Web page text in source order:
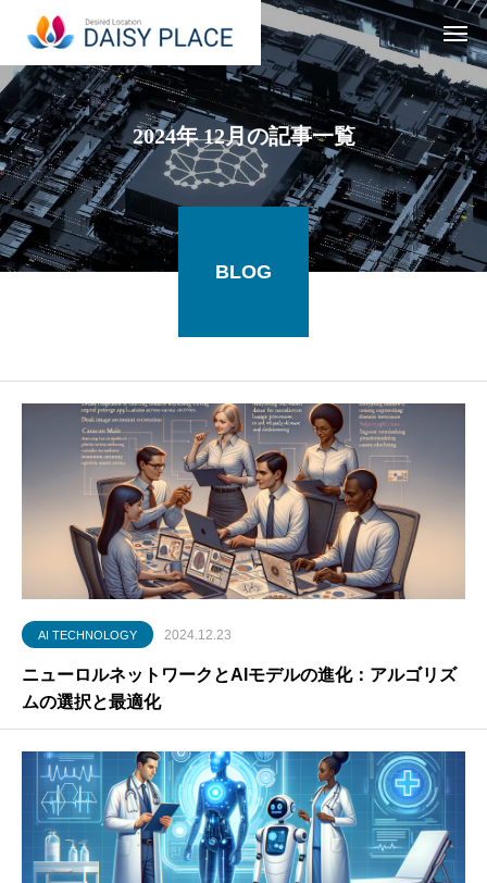
2024年 12月の記事一覧
BLOG
AI TECHNOLOGY 2024.12.23
ニューロルネットワークとAIモデルの進化：アルゴリズ
ムの選択と最適化